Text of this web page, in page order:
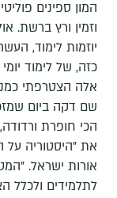
המון ספינים
וזמין ורץ ברשת.
יוזמות לימוד,
כזה, של לימוד
אלה הצטרפתי
שם דקה ביום
הכי חופרת
את "היסטוריה על
אורות ישראל.
לתלמידים ולכלל